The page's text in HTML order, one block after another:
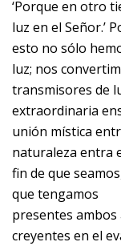
‘Porque en otro
luz en el Señor.’
esto no sólo
luz; nos
transmisores de
extraordinaria
unión mística
naturaleza entra
fin de que
que tengamos
presentes ambos
creyentes en el